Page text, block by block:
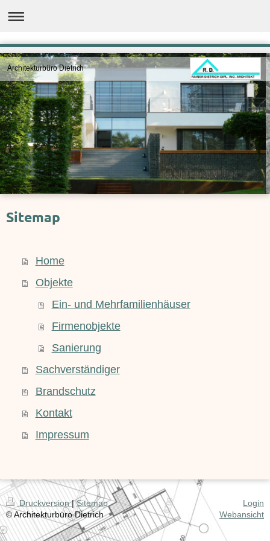
Architekturbüro Dietrich
Sitemap
Home
Objekte
Ein- und Mehrfamilienhäuser
Firmenobjekte
Sanierung
Sachverständiger
Brandschutz
Kontakt
Impressum
Druckversion| Sitemap
© Architekturbüro Dietrich
Login
Webansicht